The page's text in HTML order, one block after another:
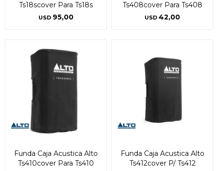
Ts18scover Para Ts18s
USD 95,00
Ts408cover Para Ts408
USD 42,00
Funda Caja Acustica Alto
Ts410cover Para Ts410
Funda Caja Acustica Alto
Ts412cover P/ Ts412